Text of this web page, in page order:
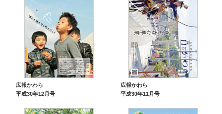
広報かわら
平成30年12月号
広報かわら
平成30年11月号